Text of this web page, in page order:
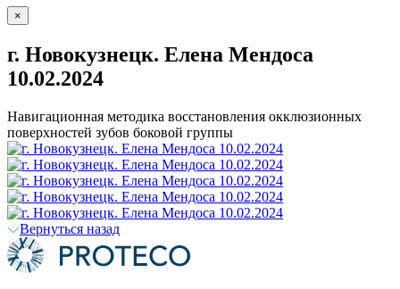
×
г. Новокузнецк. Елена Мендоса
10.02.2024
Навигационная методика восстановления окклюзионных
поверхностей зубов боковой группы
Вернуться назад